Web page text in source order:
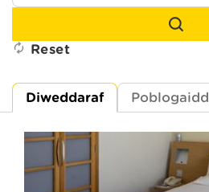
Reset
Diweddaraf Poblogaidd